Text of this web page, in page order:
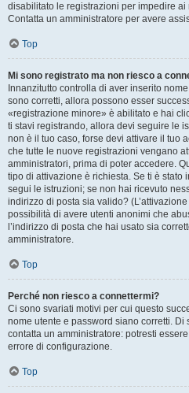
disabilitato le registrazioni per impedire
Contatta un amministratore per avere
Top
Mi sono registrato ma non riesco a
Innanzitutto controlla di aver inserito
sono corretti, allora possono esser
«registrazione minore» è abilitato e hai
ti stavi registrando, allora devi seguire le
non è il tuo caso, forse devi attivare il tuo
che tutte le nuove registrazioni vengano
amministratori, prima di poter accedere.
tipo di attivazione è richiesta. Se ti è
segui le istruzioni; se non hai ricevuto
indirizzo di posta sia valido?
possibilità di avere utenti anonimi che
l’indirizzo di posta che hai usato sia
amministratore.
Top
Perché non riesco a connettermi?
Ci sono svariati motivi per cui questo
nome utente e password siano corretti.
contatta un amministratore: potresti
errore di configurazione.
Top